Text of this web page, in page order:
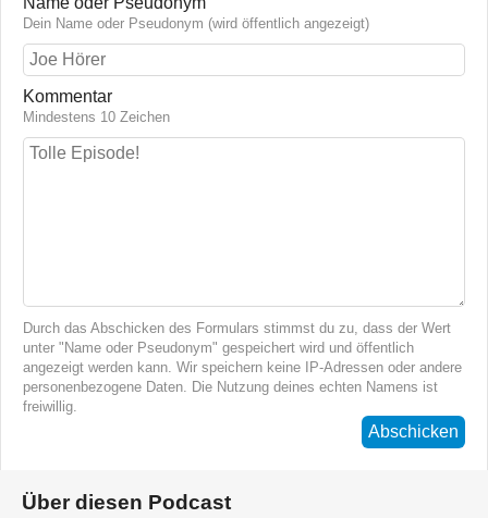
Dein Name oder Pseudonym (wird öffentlich angezeigt)
Kommentar
Mindestens 10 Zeichen
Durch das Abschicken des Formulars stimmst du zu, dass der Wert
unter "Name oder Pseudonym" gespeichert wird und öffentlich
angezeigt werden kann. Wir speichern keine IP-Adressen oder andere
personenbezogene Daten. Die Nutzung deines echten Namens ist
freiwillig.
Abschicken
Über diesen Podcast